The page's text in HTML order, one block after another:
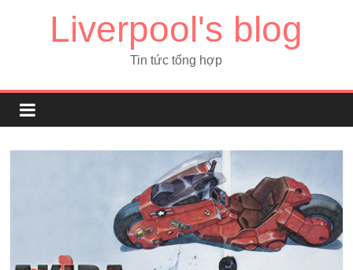
Liverpool's blog
Tin tức tổng hợp